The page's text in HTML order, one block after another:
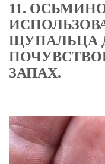
11.
ЩУПАЛЬЦА
ЗАПАХ.